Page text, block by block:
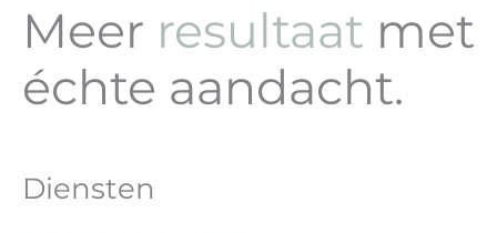
Meer resultaat met
échte aandacht.
Diensten